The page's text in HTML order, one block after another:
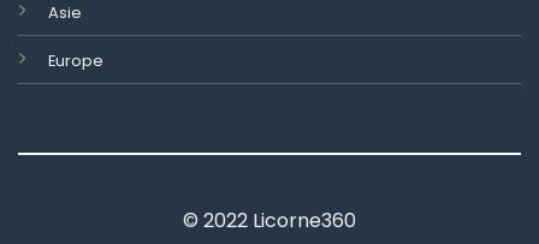
Asie
Europe
© 2022 Licorne360